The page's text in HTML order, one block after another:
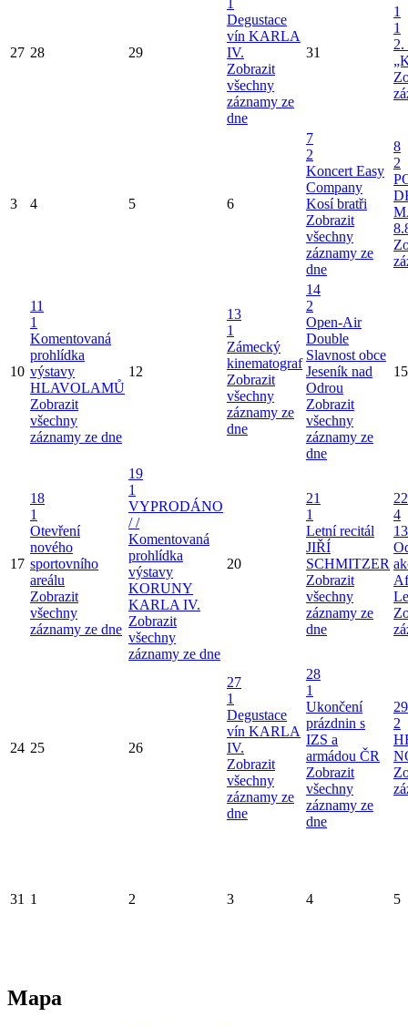
27 28 29
Degustace
vín KARLA
IV.
Zobrazit
všechny
záznamy ze
dne
31
1
1
2.
3 4 5 6
7
2
Koncert Easy
Company
Kosí bratři
Zobrazit
všechny
záznamy ze
dne
8
2
10
11
1
Komentovaná
prohlídka
výstavy
HLAVOLAMŮ
Zobrazit
všechny
záznamy ze dne
12
13
1
Zámecký
kinematograf
Zobrazit
všechny
záznamy ze
dne
14
2
Open-Air
Double
Slavnost obce
Jeseník nad
Odrou
Zobrazit
všechny
záznamy ze
dne
15
17
18
1
Otevření
nového
sportovního
areálu
Zobrazit
všechny
záznamy ze dne
19
1
VYPRODÁNO
/ /
Komentovaná
prohlídka
výstavy
KORUNY
KARLA IV.
Zobrazit
všechny
záznamy ze dne
20
21
1
Letní recitál
JIŘÍ
SCHMITZER
Zobrazit
všechny
záznamy ze
dne
22
4
24 25 26
27
1
Degustace
vín KARLA
IV.
Zobrazit
všechny
záznamy ze
dne
28
1
Ukončení
prázdnin s
IZS a
armádou ČR
Zobrazit
všechny
záznamy ze
dne
29
2
31 1 2 3 4 5
Mapa